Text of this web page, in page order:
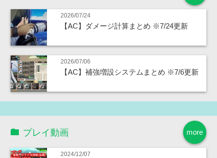
2026/07/24
【AC】ダメージ計算まとめ ※7/24更新
2026/07/06
【AC】補強増設システムまとめ ※7/6更新
more
プレイ動画
2024/12/07